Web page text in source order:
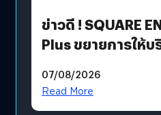
ข่าวดี ! SQUARE
Plus ขยายการให้บ
โดยตรง
07/08/2026
Read More